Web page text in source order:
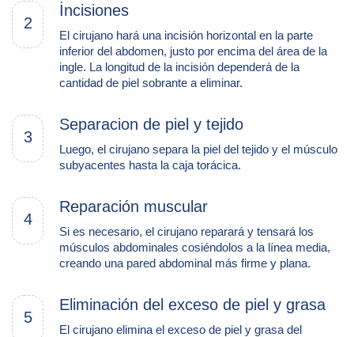
2
İncisiones
El cirujano hará una incisión horizontal en la parte
inferior del abdomen, justo por encima del área de la
ingle. La longitud de la incisión dependerá de la
cantidad de piel sobrante a eliminar.
3
Separacion de piel y tejido
Luego, el cirujano separa la piel del tejido y el músculo
subyacentes hasta la caja torácica.
4
Reparación muscular
Si es necesario, el cirujano reparará y tensará los
músculos abdominales cosiéndolos a la línea media,
creando una pared abdominal más firme y plana.
5
Eliminación del exceso de piel y grasa
El cirujano elimina el exceso de piel y grasa del